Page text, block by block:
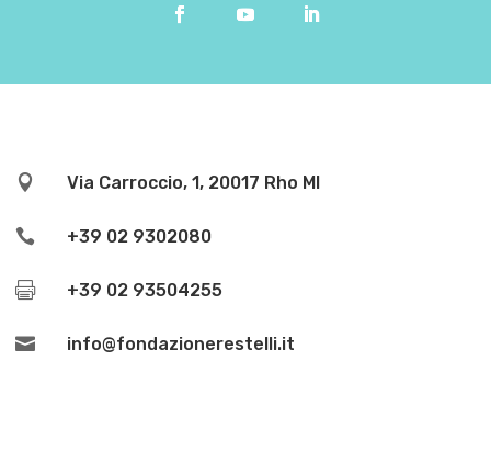
 Via Carroccio, 1, 20017 Rho MI
 +39 02 9302080
 +39 02 93504255
 info@fondazionerestelli.it